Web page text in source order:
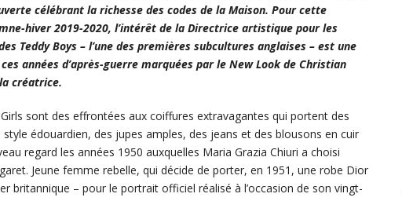
célébrant la richesse des codes de la Maison. Pour cette
hiver 2019-2020, l’intérêt de la Directrice artistique pour les
Teddy Boys – l’une des premières subcultures anglaises – est une
années d’après-guerre marquées par le New Look de Christian
créatrice.
Girls sont des effrontées aux coiffures extravagantes qui portent des
édouardien, des jupes amples, des jeans et des blousons en cuir
regard les années 1950 auxquelles Maria Grazia Chiuri a choisi
Jeune femme rebelle, qui décide de porter, en 1951, une robe Dior
britannique – pour le portrait officiel réalisé à l’occasion de son vingt-